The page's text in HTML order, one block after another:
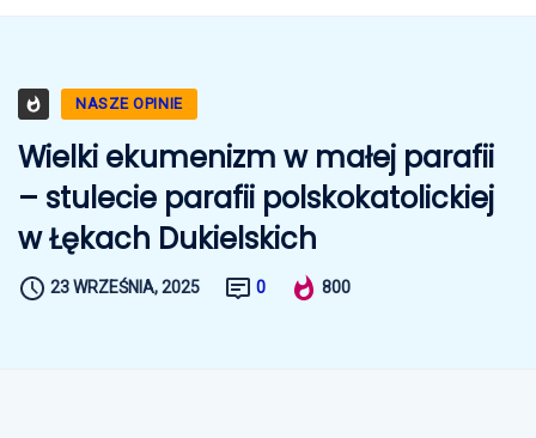
NASZE OPINIE
Wielki ekumenizm w małej parafii
– stulecie parafii polskokatolickiej
w Łękach Dukielskich
23 WRZEŚNIA, 2025 0 800